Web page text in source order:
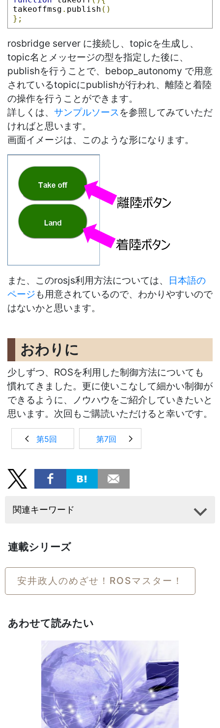
takeoffmsg . publish ()
};
rosbridge server に接続し、topicを生成し、
topic名とメッセージの型を指定した後に、
publishを行うことで、bebop_autonomy で用意
されているtopicにpublishが行われ、離陸と着陸
の操作を行うことができます。
詳しくは、 サンプルソースを参照してみていただ
ければと思います。
画面イメージは、このような形になります。
また、このrosjs利用方法については、
日本語の
ページも用意されているので、わかりやすいので
はないかと思います。
おわりに
少しずつ、ROSを利用した制御方法についても
慣れてきました。更に使いこなして細かい制御が
できるように、ノウハウをご紹介していきたいと
思います。次回もご購読いただけると幸いです。
第5回 第7回
関連キーワード
連載シリーズ
安井政人のめざせ！ROSマスター！
あわせて読みたい